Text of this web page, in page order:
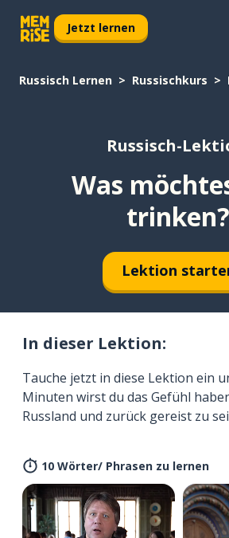
Jetzt lernen
Russisch Lernen Russischkurs
Russisch-
Was
trinken?
Lektion
In dieser Lektion:
Tauche jetzt in diese Lektion ein
Minuten wirst du das Gefühl
Russland und zurück gereist zu
10 Wörter/ Phrasen zu lernen